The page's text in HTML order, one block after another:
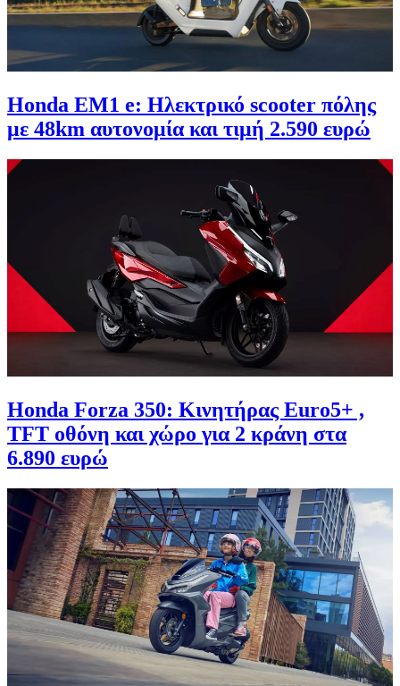
Honda EM1 e: Ηλεκτρικό scooter πόλης
με 48km αυτονομία και τιμή 2.590 ευρώ
Honda Forza 350: Κινητήρας Euro5+ ,
TFT οθόνη και χώρο για 2 κράνη στα
6.890 ευρώ